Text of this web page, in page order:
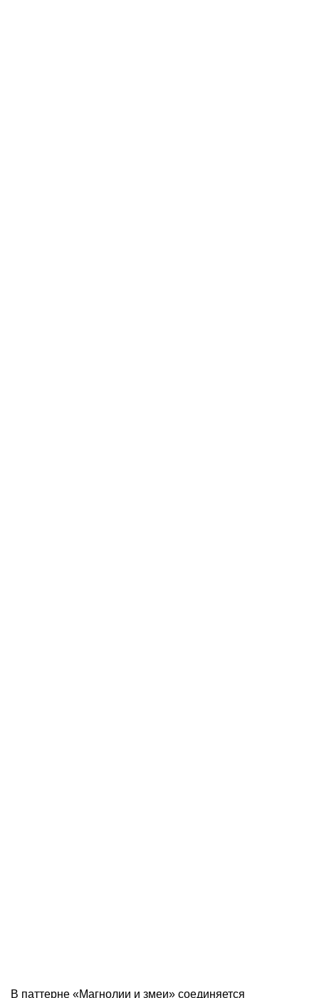
В паттерне «Магнолии и змеи» соединяется